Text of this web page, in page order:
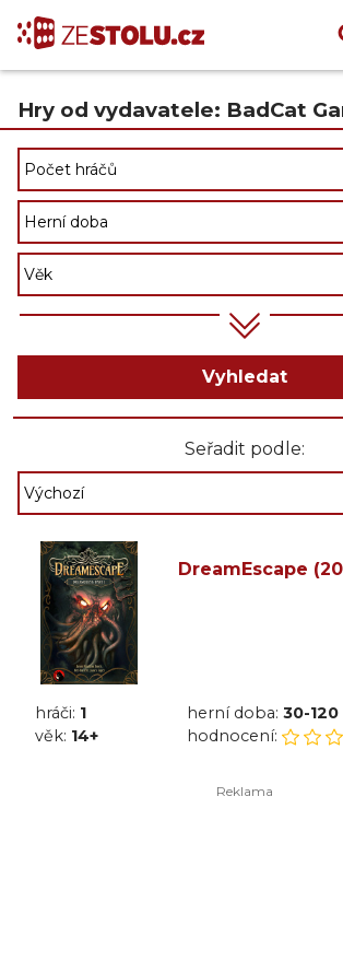
Hry od vydavatele: BadCat
Vyhledat
Seřadit podle:
DreamEscape
hráči: 1 herní doba: 30-
věk: 14+ hodnocení: